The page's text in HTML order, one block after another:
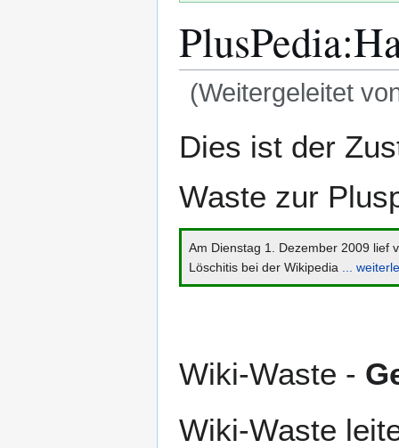
PlusPedia:
(Weitergeleitet
Navigation
Suche
Dies ist der
Waste zur
Am Dienstag 1. Dezember 2009 lief
Löschitis bei der Wikipedia ...
Wiki-Waste -
Wiki-Waste